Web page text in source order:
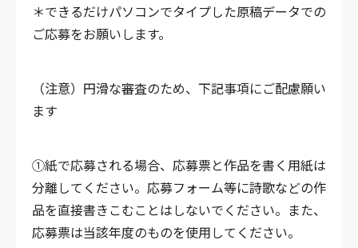
＊できるだけパソコンでタイプした原稿データでの
ご応募をお願いします。
（注意）円滑な審査のため、下記事項にご配慮願い
ます
①紙で応募される場合、応募票と作品を書く用紙は
分離してください。応募フォーム等に詩歌などの作
品を直接書きこむことはしないでください。また、
応募票は当該年度のものを使用してください。